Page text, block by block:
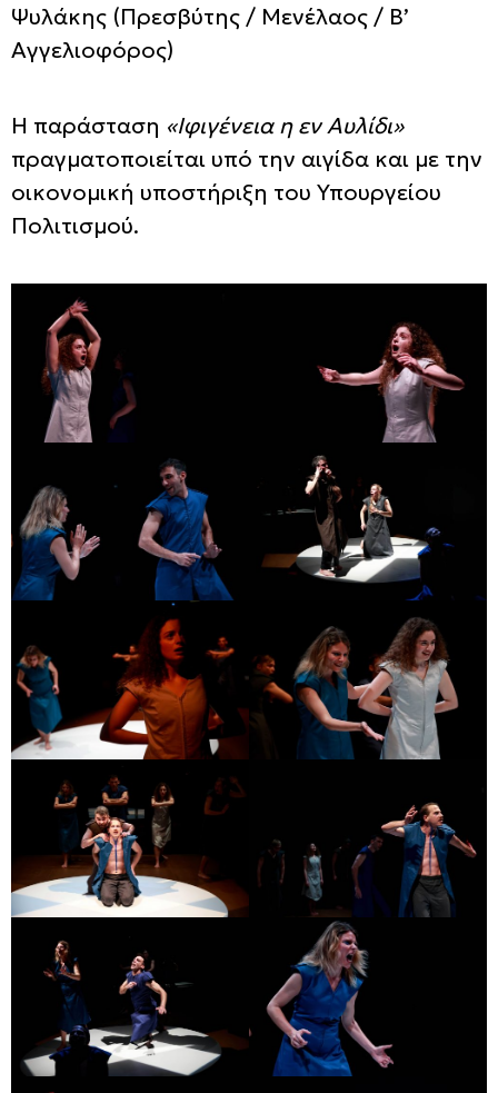
Ψυλάκης (Πρεσβύτης / Μενέλαος / Β’
Αγγελιοφόρος)
Η παράσταση «Ιφιγένεια η εν Αυλίδι»
πραγματοποιείται υπό την αιγίδα και με την
οικονομική υποστήριξη του Υπουργείου
Πολιτισμού.